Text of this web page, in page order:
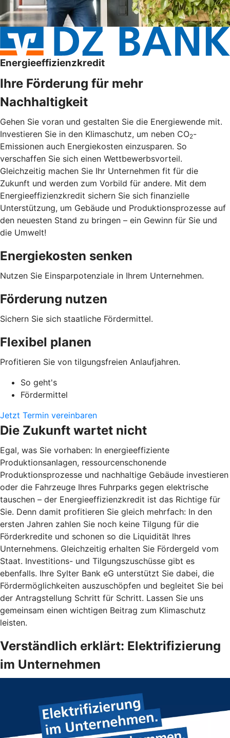
Energieeffizienzkredit
Ihre Förderung für mehr
Nachhaltigkeit
Gehen Sie voran und gestalten Sie die Energiewende mit.
Investieren Sie in den Klimaschutz, um neben CO2-
Emissionen auch Energiekosten einzusparen. So
verschaffen Sie sich einen Wettbewerbsvorteil.
Gleichzeitig machen Sie Ihr Unternehmen fit für die
Zukunft und werden zum Vorbild für andere. Mit dem
Energieeffizienzkredit sichern Sie sich finanzielle
Unterstützung, um Gebäude und Produktionsprozesse auf
den neuesten Stand zu bringen – ein Gewinn für Sie und
die Umwelt!
Energiekosten senken
Nutzen Sie Einsparpotenziale in Ihrem Unternehmen.
Förderung nutzen
Sichern Sie sich staatliche Fördermittel.
Flexibel planen
Profitieren Sie von tilgungsfreien Anlaufjahren.
So geht's
Fördermittel
Jetzt Termin vereinbaren
Die Zukunft wartet nicht
Egal, was Sie vorhaben: In energieeffiziente
Produktionsanlagen, ressourcenschonende
Produktionsprozesse und nachhaltige Gebäude investieren
oder die Fahrzeuge Ihres Fuhrparks gegen elektrische
tauschen – der Energieeffizienzkredit ist das Richtige für
Sie. Denn damit profitieren Sie gleich mehrfach: In den
ersten Jahren zahlen Sie noch keine Tilgung für die
Förderkredite und schonen so die Liquidität Ihres
Unternehmens. Gleichzeitig erhalten Sie Fördergeld vom
Staat. Investitions- und Tilgungszuschüsse gibt es
ebenfalls. Ihre Sylter Bank eG unterstützt Sie dabei, die
Fördermöglichkeiten auszuschöpfen und begleitet Sie bei
der Antragstellung Schritt für Schritt. Lassen Sie uns
gemeinsam einen wichtigen Beitrag zum Klimaschutz
leisten.
Verständlich erklärt: Elektrifizierung
im Unternehmen